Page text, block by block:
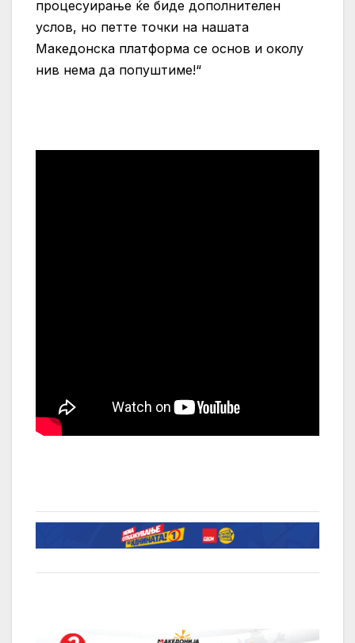
процесуирање ќе биде дополнителен
услов, но петте точки на нашата
Македонска платформа се основ и околу
нив нема да попуштиме!“